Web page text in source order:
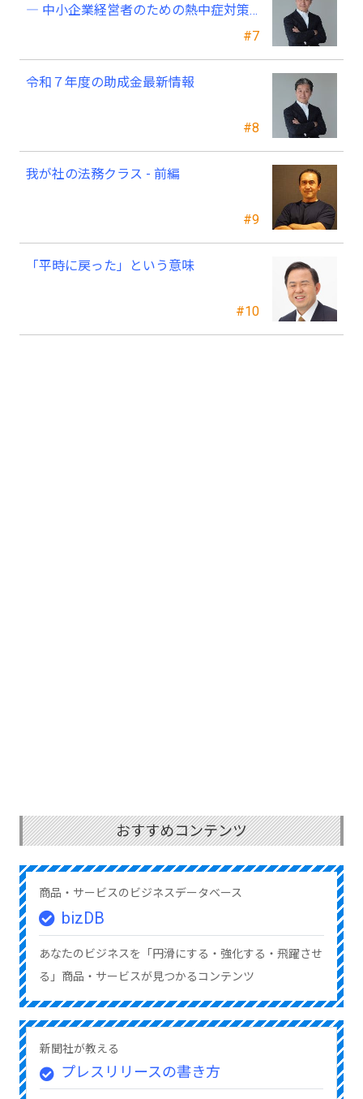
#7
― 中小企業経営者のための熱中症対策
#8
令和７年度の助成金最新情報
#9
我が社の法務クラス - 前編
#10
「平時に戻った」という意味
おすすめコンテンツ
商品・サービスのビジネスデータベース
bizDB
あなたのビジネスを「円滑にする・強化する・飛躍させ
る」商品・サービスが見つかるコンテンツ
新聞社が教える
プレスリリースの書き方